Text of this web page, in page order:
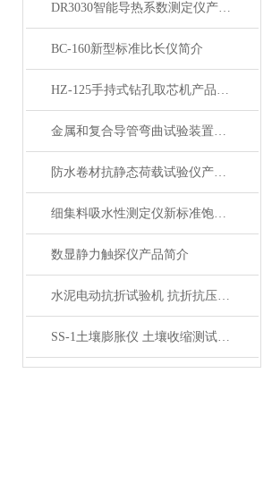
DR3030智能导热系数测定仪产品展示
BC-160新型标准比长仪简介
HZ-125手持式钻孔取芯机产品展示
金属和复合导管弯曲试验装置产品展示
防水卷材抗静态荷载试验仪产品展示
细集料吸水性测定仪新标准饱和面干试模
数显静力触探仪产品简介
水泥电动抗折试验机 抗折抗压强度试验机产品展示
SS-1土壤膨胀仪 土壤收缩测试仪产品展示